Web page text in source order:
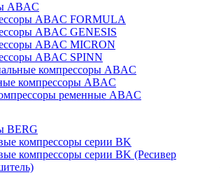
ABAC
ABAC FORMULA
ABAC GENESIS
ABAC MICRON
ABAC SPINN
компрессоры ABAC
компрессоры ABAC
ременные ABAC
BERG
компрессоры серии BK
компрессоры серии BK (Ресивер